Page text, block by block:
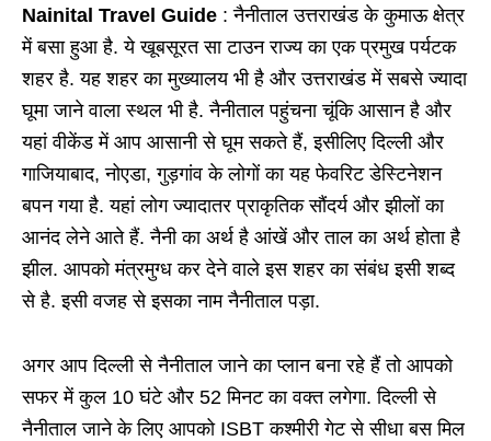
Nainital Travel Guide : नैनीताल उत्तराखंड के कुमाऊ क्षेत्र
में बसा हुआ है. ये खूबसूरत सा टाउन राज्य का एक प्रमुख पर्यटक
शहर है. यह शहर का मुख्यालय भी है और उत्तराखंड में सबसे ज्यादा
घूमा जाने वाला स्थल भी है. नैनीताल पहुंचना चूंकि आसान है और
यहां वीकेंड में आप आसानी से घूम सकते हैं, इसीलिए दिल्ली और
गाजियाबाद, नोएडा, गुड़गांव के लोगों का यह फेवरिट डेस्टिनेशन
बपन गया है. यहां लोग ज्यादातर प्राकृतिक सौंदर्य और झीलों का
आनंद लेने आते हैं. नैनी का अर्थ है आंखें और ताल का अर्थ होता है
झील. आपको मंत्रमुग्ध कर देने वाले इस शहर का संबंध इसी शब्द
से है. इसी वजह से इसका नाम नैनीताल पड़ा.
अगर आप दिल्ली से नैनीताल जाने का प्लान बना रहे हैं तो आपको
सफर में कुल 10 घंटे और 52 मिनट का वक्त लगेगा. दिल्ली से
नैनीताल जाने के लिए आपको ISBT कश्मीरी गेट से सीधा बस मिल